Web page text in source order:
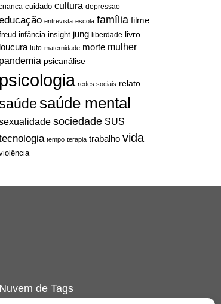
cuidado cultura depressao
entrevista escola família filme
infância insight jung liberdade livro
loucura luto maternidade morte mulher
pandemia psicanálise
psicologia redes sociais relato
saúde mental
sociedade SUS
tempo terapia trabalho vida
Nuvem de Tags